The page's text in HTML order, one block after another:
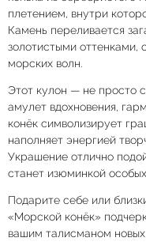
плетением, внутри
Камень переливается
золотистыми оттенками,
морских волн.
Этот кулон — не просто
амулет вдохновения,
конёк символизирует
наполняет энергией
Украшение отлично
станет изюминкой
Подарите себе или
«Морской конёк»
вашим талисманом новых